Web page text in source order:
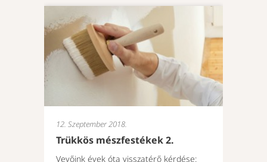
12. Szeptember 2018.
Trükkös mészfestékek 2.
Vevőink évek óta visszatérő kérdése: